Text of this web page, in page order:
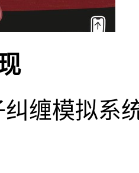
缠模拟系